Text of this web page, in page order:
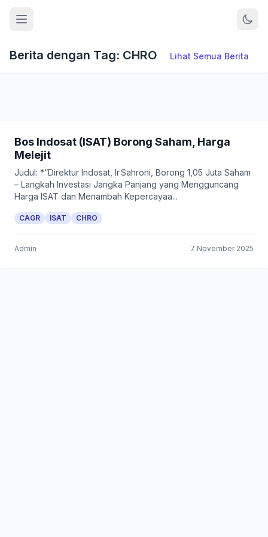
Berita dengan Tag: CHRO Lihat Semua Berita
Bos Indosat (ISAT) Borong Saham, Harga
Melejit
Judul: *“Direktur Indosat, Ir Sahroni, Borong 1,05 Juta Saham
– Langkah Investasi Jangka Panjang yang Mengguncang
Harga ISAT dan Menambah Kepercayaa...
CAGR ISAT CHRO
Admin 7 November 2025